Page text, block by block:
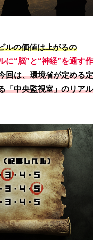
ルの価値は上がるの
に“脳”と“神経”を通す作
回は、環境省が定める定
「中央監視室」のリアル